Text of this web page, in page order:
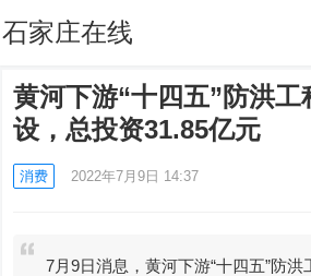
石家庄在线
黄河下游“十四五”防洪工
设，总投资31.85亿元
消费 2022年7月9日 14:37
7月9日消息，黄河下游“十四五”防洪